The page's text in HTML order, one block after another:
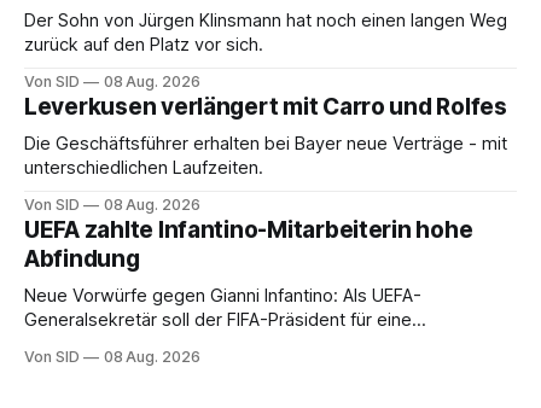
Der Sohn von Jürgen Klinsmann hat noch einen langen Weg
zurück auf den Platz vor sich.
Von SID 08 Aug. 2026
Leverkusen verlängert mit Carro und Rolfes
Die Geschäftsführer erhalten bei Bayer neue Verträge - mit
unterschiedlichen Laufzeiten.
Von SID 08 Aug. 2026
UEFA zahlte Infantino-Mitarbeiterin hohe
Abfindung
Neue Vorwürfe gegen Gianni Infantino: Als UEFA-
Generalsekretär soll der FIFA-Präsident für eine
Von SID 08 Aug. 2026